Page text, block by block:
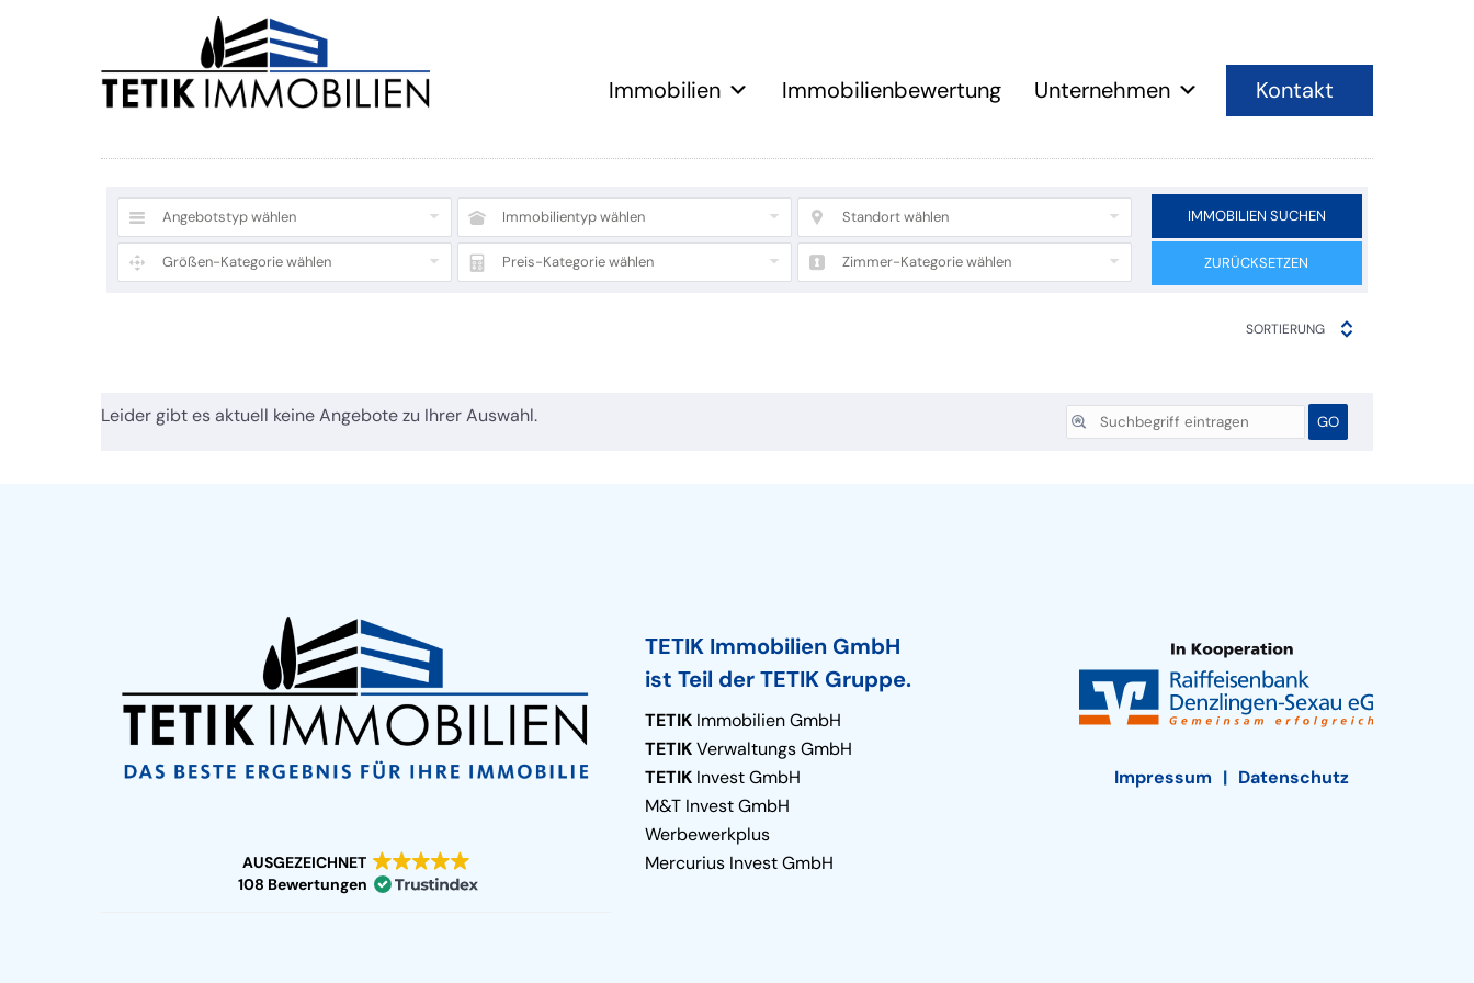
Immobilien Immobilienbewertung Unternehmen Kontakt
Angebotstyp wählen Immobilientyp wählen Standort wählen
Größen-Kategorie wählen Preis-Kategorie wählen Zimmer-Kategorie wählen
IMMOBILIEN SUCHEN
ZURÜCKSETZEN
SORTIERUNG
Leider gibt es aktuell keine Angebote zu Ihrer Auswahl.
AUSGEZEICHNET
108 Bewertungen
TETIK Immobilien GmbH
ist Teil der TETIK Gruppe.
TETIKImmobilien GmbH
TETIKVerwaltungs GmbH
TETIKInvest GmbH
M&T Invest GmbH
Werbewerkplus
Mercurius Invest GmbH
Impressum Datenschutz